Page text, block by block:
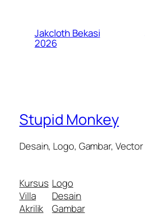
Jakcloth Bekasi
2026
Stupid Monkey
Desain, Logo, Gambar, Vector
Kursus
Villa
Akrilik
Logo
Desain
Gambar